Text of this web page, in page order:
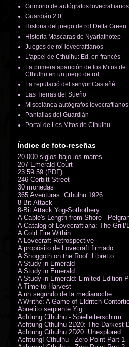
Grimorio de autógrafos lovecraftianos
Guardián 2.0
Historia del juego de rol Delta Green
Historia Máscaras de Nyarlathotep
Juegos de rol lovecraftianos
L'appel de Cthulhu: Ed. en francés
La primera aparición de los Mitos de
Cthulhu en un juego de rol
La reputació del senyor Castañé
Las Tierras del Sueño
Miscelánea autógrafos lovecraftianos
Pantallas del Guardián
Portal de Los Mitos de Cthulhu
Índice de foto-reseñas
20.000 siglos bajo los mares
207 Emerald Court
23:59:59 (PDF)
246 Corbitt Street
30 monedas
365 Aventuras: Cthulhu 1926
8-Bit Attack
8-Bit Attack Yog-Sothothery
A Cable's Length from Shore -
A Catalog of Lovecraftiana: The Grill/
A Cold Fire Within
A Lovecraft Retrospective
A propósito de Lovecraft firmado
A Shoggoth on the Roof: Libretto
A Study in Emerald
A Study in Emerald
A Study in Emerald: Limited Edition
A Time to Harvest
A un segundo de la medianoche
A'Writhe: A Game of Eldritch
Abuelito serpiente Yig
Achtung Cthulhu - Spielleiterschirm
Achtung Cthulhu 2D20: The Darkest
Achtung Cthulhu 2D20: Unexplored
Achtung! Cthulhu - Zero Point Part 1 -